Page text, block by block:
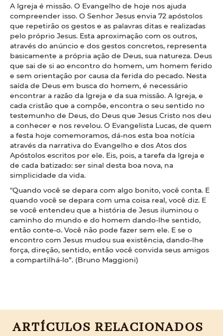
A Igreja é missão. O Evangelho de hoje nos ajuda
compreender isso. O Senhor Jesus envia 72 apóstolos
que repetirão os gestos e as palavras ditas e realizadas
pelo próprio Jesus. Esta aproximação com os outros,
através do anúncio e dos gestos concretos, representa
basicamente a própria ação de Deus, sua natureza. Deus
que sai de si ao encontro do homem, um homem ferido
e sem orientação por causa da ferida do pecado. Nesta
saída de Deus em busca do homem, é necessário
encontrar a razão da Igreja e da sua missão. A Igreja, e
cada cristão que a compõe, encontra o seu sentido no
testemunho de Deus, do Deus que Jesus Cristo nos deu
a conhecer e nos revelou. O Evangelista Lucas, de quem
a festa hoje comemoramos, dá-nos esta boa notícia
através da narrativa do Evangelho e dos Atos dos
Apóstolos escritos por ele. Eis, pois, a tarefa da Igreja e
de cada batizado: ser sinal desta boa nova, na
simplicidade da vida.
"Quando você se depara com algo bonito, você conta. E
quando você se depara com uma coisa real, você diz. E
se você entendeu que a história de Jesus iluminou o
caminho do mundo e do homem dando-lhe sentido,
então conte-o. Você não pode fazer sem ele. E se o
encontro com Jesus mudou sua existência, dando-lhe
força, direção, sentido, então você convida seus amigos
a compartilhá-lo”. (Bruno Maggioni)
ARTÍCULOS RELACIONADOS